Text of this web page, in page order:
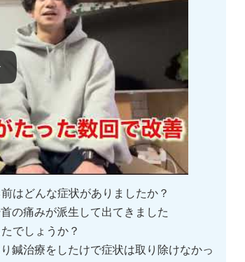
はどんな症状がありましたか？
の痛みが派生して出てきました
でしょうか？
鍼治療をしたけで症状は取り除けなかっ